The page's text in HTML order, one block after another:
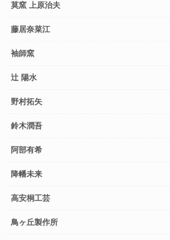
莫窯 上原治夫
藤居奈菜江
袖師窯
辻 陽水
野村拓矢
鈴木潤吾
阿部有希
降幡未来
高安桐工芸
鳥ヶ丘製作所